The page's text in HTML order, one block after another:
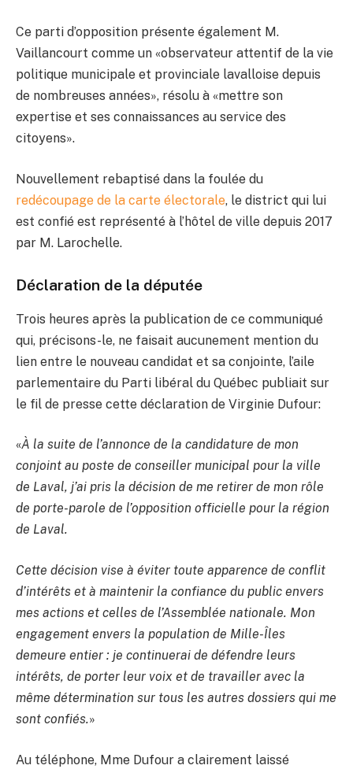
Ce parti d’opposition présente également M.
Vaillancourt comme un «observateur attentif de la vie
politique municipale et provinciale lavalloise depuis
de nombreuses années», résolu à «mettre son
expertise et ses connaissances au service des
citoyens».
Nouvellement rebaptisé dans la foulée du
redécoupage de la carte électorale, le district qui lui
est confié est représenté à l’hôtel de ville depuis 2017
par M. Larochelle.
Déclaration de la députée
Trois heures après la publication de ce communiqué
qui, précisons-le, ne faisait aucunement mention du
lien entre le nouveau candidat et sa conjointe, l’aile
parlementaire du Parti libéral du Québec publiait sur
le fil de presse cette déclaration de Virginie Dufour:
«À la suite de l’annonce de la candidature de mon
conjoint au poste de conseiller municipal pour la ville
de Laval, j’ai pris la décision de me retirer de mon rôle
de porte-parole de l’opposition officielle pour la région
de Laval.
Cette décision vise à éviter toute apparence de conflit
d’intérêts et à maintenir la confiance du public envers
mes actions et celles de l’Assemblée nationale. Mon
engagement envers la population de Mille-Îles
demeure entier : je continuerai de défendre leurs
intérêts, de porter leur voix et de travailler avec la
même détermination sur tous les autres dossiers qui me
sont confiés.»
Au téléphone, Mme Dufour a clairement laissé